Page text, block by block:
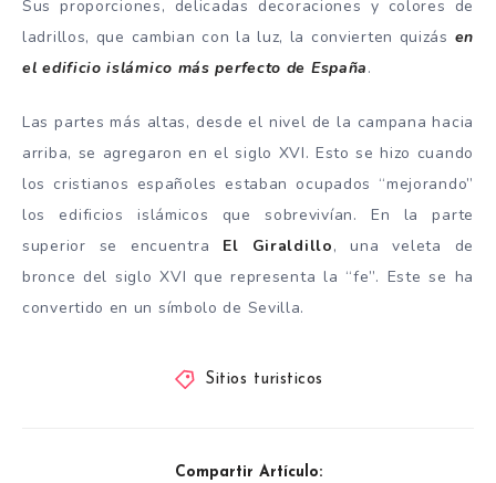
Sus proporciones, delicadas decoraciones y colores de
ladrillos, que cambian con la luz, la convierten quizás en
el edificio islámico más perfecto de España.
Las partes más altas, desde el nivel de la campana hacia
arriba, se agregaron en el siglo XVI. Esto se hizo cuando
los cristianos españoles estaban ocupados “mejorando”
los edificios islámicos que sobrevivían. En la parte
superior se encuentra El Giraldillo, una veleta de
bronce del siglo XVI que representa la “fe”. Este se ha
convertido en un símbolo de Sevilla.
Sitios turisticos
Compartir Artículo: